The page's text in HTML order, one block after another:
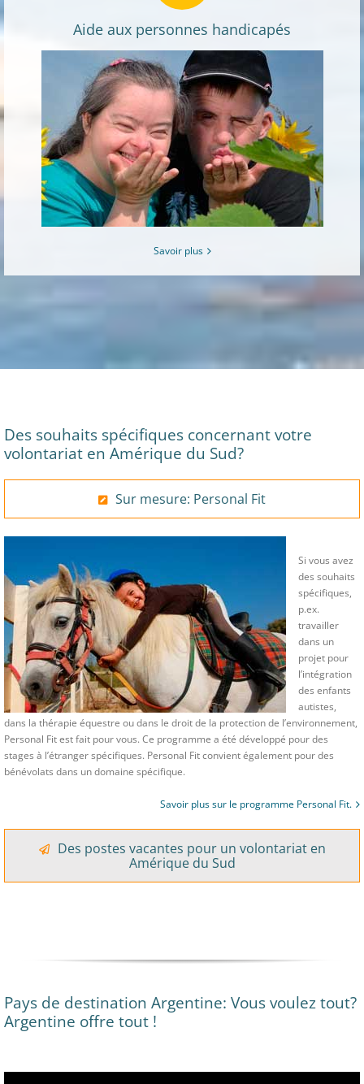
Aide aux personnes handicapés
Savoir plus
Des souhaits spécifiques concernant votre
volontariat en Amérique du Sud?
Sur mesure: Personal Fit
Si vous avez
des souhaits
spécifiques,
p.ex.
travailler
dans un
projet pour
l’intégration
des enfants
autistes,
dans la thérapie équestre ou dans le droit de la protection de l’environnement,
Personal Fit est fait pour vous. Ce programme a été développé pour des
stages à l’étranger spécifiques. Personal Fit convient également pour des
bénévolats dans un domaine spécifique.
Savoir plus sur le programme Personal Fit.
Des postes vacantes pour un volontariat en
Amérique du Sud
Pays de destination Argentine: Vous voulez tout?
Argentine offre tout !